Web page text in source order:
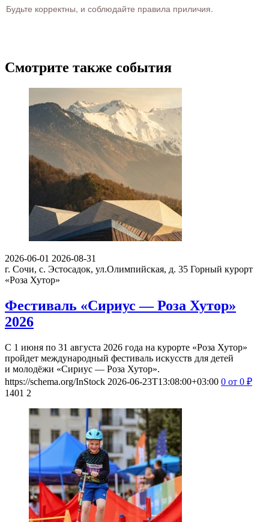
Будьте корректны, и соблюдайте правила приличия.
Смотрите также события
2026-06-01 2026-08-31
г. Сочи, с. Эстосадок, ул.Олимпийская, д. 35 Горный курорт
«Роза Хутор»
Фестиваль «Сириус — Роза Хутор»
2026
С 1 июня по 31 августа 2026 года на курорте «Роза Хутор»
пройдет международный фестиваль искусств для детей
и молодёжи «Сириус — Роза Хутор».
https://schema.org/InStock 2026-06-23T13:08:00+03:00 0 от 0 ₽
1401 2